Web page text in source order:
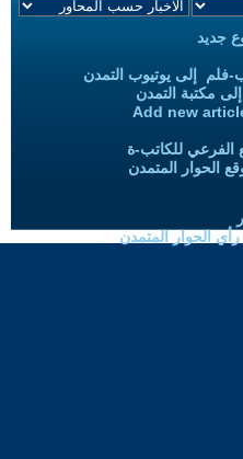
جديد
فلم إلى يوتيوب التمدن
مكتبة التمدن
Add new
الفرعي للكاتب-ة
الحوار المتمدن
الحوار المتمدن